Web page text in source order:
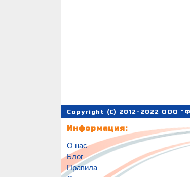
Copyright (C) 2012-2022 ООО
Информация:
О нас
Блог
Правила